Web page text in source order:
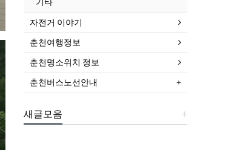
기타
자전거 이야기
춘천여행정보
춘천명소위치 정보
춘천버스노선안내
+
새글모음